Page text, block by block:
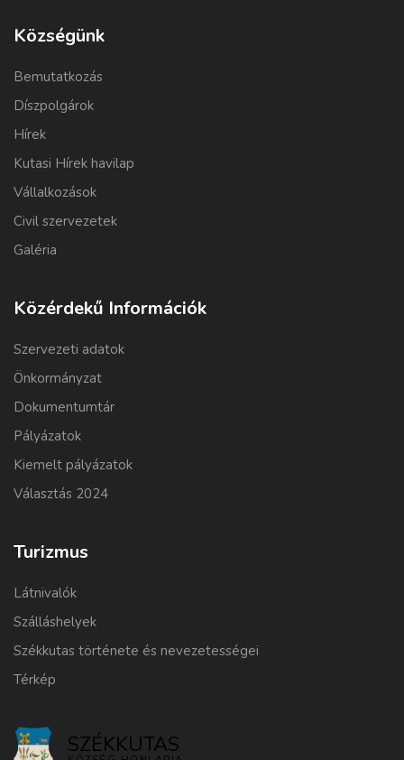
Községünk
Bemutatkozás
Díszpolgárok
Hírek
Kutasi Hírek havilap
Vállalkozások
Civil szervezetek
Galéria
Közérdekű Információk
Szervezeti adatok
Önkormányzat
Dokumentumtár
Pályázatok
Kiemelt pályázatok
Választás 2024
Turizmus
Látnivalók
Szálláshelyek
Székkutas története és nevezetességei
Térkép
SZÉKKUTAS